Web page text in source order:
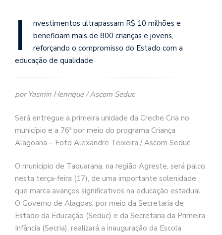
I
nvestimentos ultrapassam R$ 10 milhões e
beneficiam mais de 800 crianças e jovens,
reforçando o compromisso do Estado com a
educação de qualidade
por Yasmin Henrique / Ascom Seduc
Será entregue a primeira unidade da Creche Cria no
município e a 76ª por meio do programa Criança
Alagoana – Foto Alexandre Teixeira / Ascom Seduc
O município de Taquarana, na região Agreste, será palco,
nesta terça-feira (17), de uma importante solenidade
que marca avanços significativos na educação estadual.
O Governo de Alagoas, por meio da Secretaria de
Estado da Educação (Seduc) e da Secretaria da Primeira
Infância (Secria), realizará a inauguração da Escola